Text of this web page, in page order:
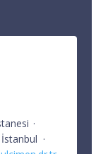
·
İstanbul ·